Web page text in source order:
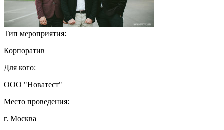
Тип мероприятия:
Корпоратив
Для кого:
ООО "Новатест"
Место проведения:
г. Москва